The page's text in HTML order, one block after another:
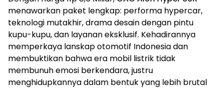
menawarkan paket lengkap: performa hypercar,
teknologi mutakhir, drama desain dengan pintu
kupu-kupu, dan layanan eksklusif. Kehadirannya
memperkaya lanskap otomotif Indonesia dan
membuktikan bahwa era mobil listrik tidak
membunuh emosi berkendara, justru
menghidupkannya dalam bentuk yang lebih brutal